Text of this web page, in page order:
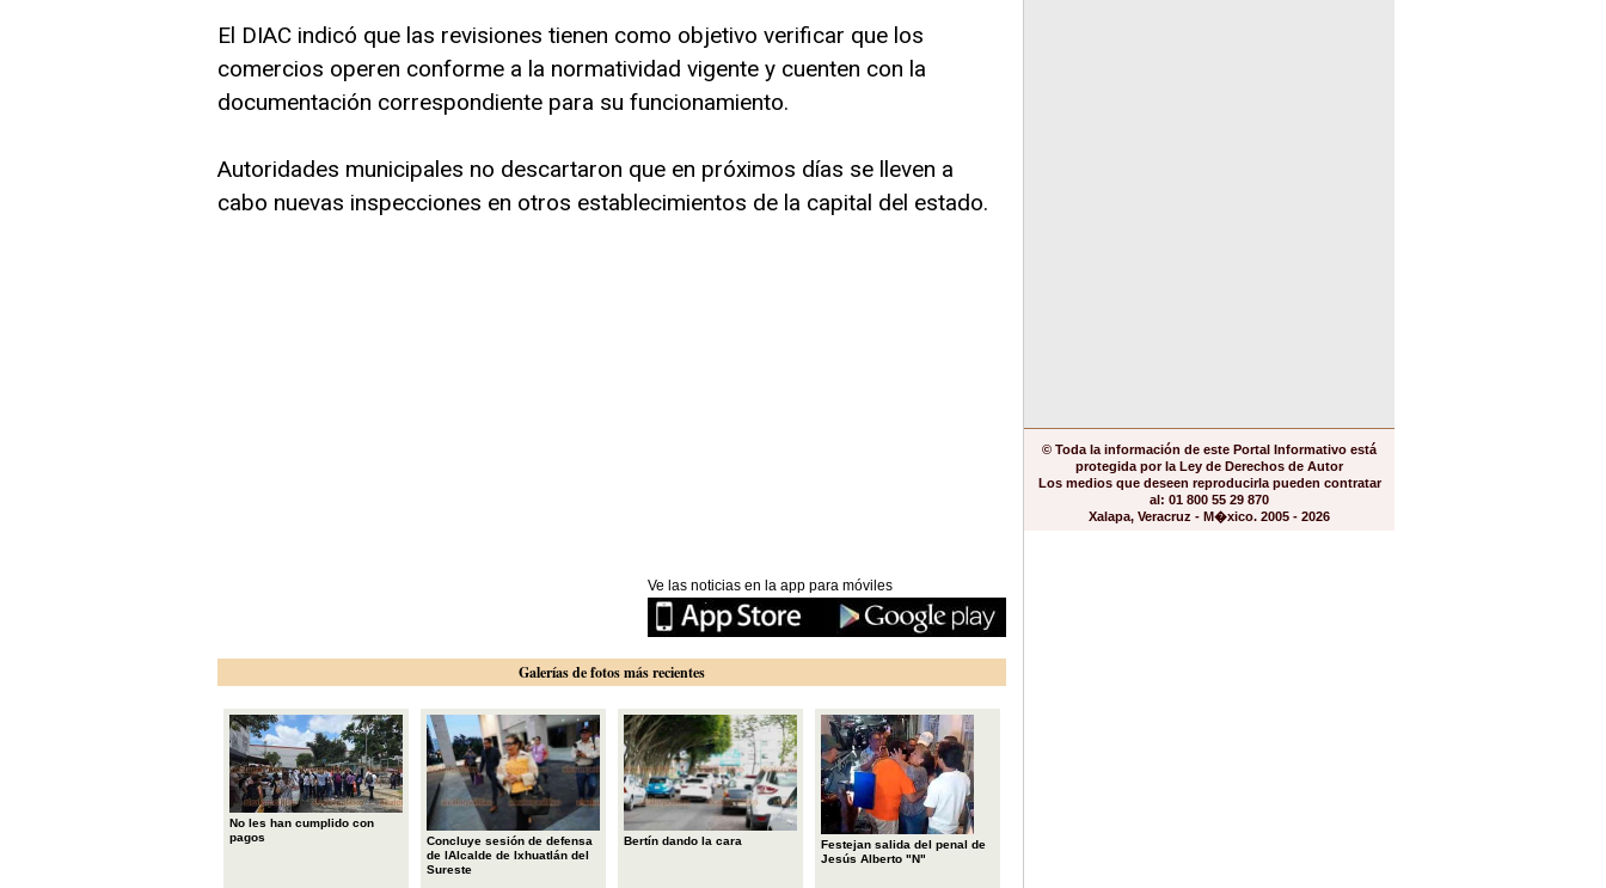
El DIAC indicó que las revisiones tienen como objetivo verificar que los
comercios operen conforme a la normatividad vigente y cuenten con la
documentación correspondiente para su funcionamiento.
Autoridades municipales no descartaron que en próximos días se lleven a
cabo nuevas inspecciones en otros establecimientos de la capital del estado.
Ve las noticias en la app para móviles
Galerías de fotos más recientes
No les han cumplido con
pagos
Concluye sesión de defensa
de lAlcalde de Ixhuatlán del
Sureste
Bertín dando la cara
Festejan salida del penal de
Jesús Alberto "N"
© Toda la información de este Portal Informativo está
protegida por la Ley de Derechos de Autor
Los medios que deseen reproducirla pueden contratar
al: 01 800 55 29 870
Xalapa, Veracruz - M�xico. 2005 - 2026